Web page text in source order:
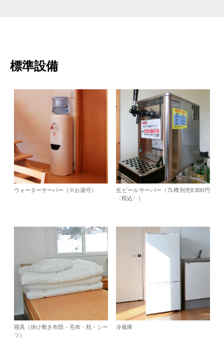
標準設備
ウォーターサーバー（※お湯可）
生ビールサーバー（7L樽別売8,800円
〈税込〉）
寝具（掛け敷き布団・毛布・枕・シー
ツ）
冷蔵庫